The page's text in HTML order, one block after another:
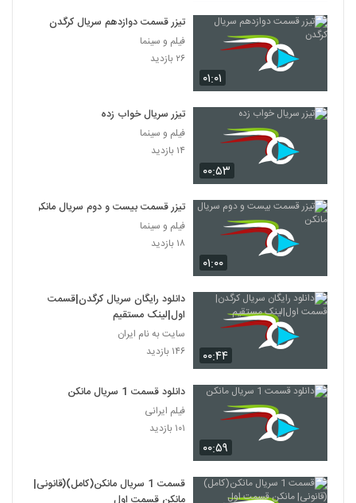
۰۱:۰۱
تیزر قسمت دوازدهم سریال کرگدن
فیلم و سینما
۲۶ بازدید
۰۰:۵۳
تیزر سریال خواب زده
فیلم و سینما
۱۴ بازدید
۰۱:۰۰
تیزر قسمت بیست و دوم سریال مانکن
فیلم و سینما
۱۸ بازدید
۰۰:۴۴
دانلود رایگان سریال کرگدن|قسمت
اول|لینک مستقیم
سایت به نام ایران
۱۴۶ بازدید
۰۰:۵۹
دانلود قسمت 1 سریال مانکن
فیلم ایرانی
۱۰۱ بازدید
قسمت 1 سریال مانکن(کامل)(قانونی|